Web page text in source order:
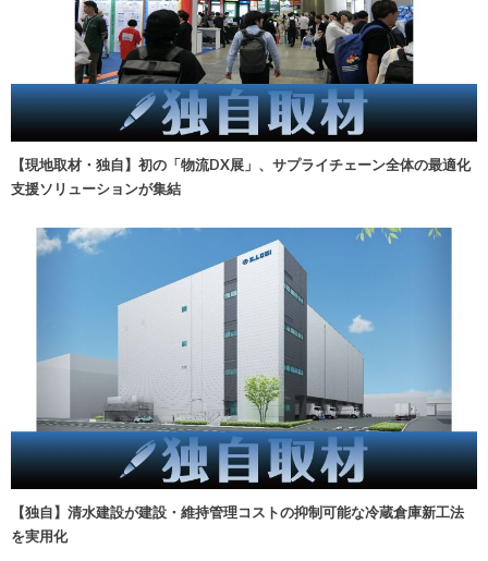
【現地取材・独自】初の「物流DX展」、サプライチェーン全体の最適化
支援ソリューションが集結
【独自】清水建設が建設・維持管理コストの抑制可能な冷蔵倉庫新工法
を実用化